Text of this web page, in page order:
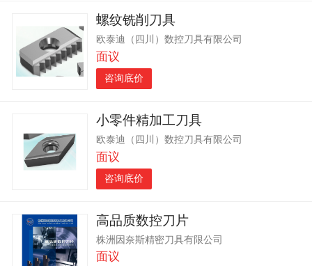
螺纹铣削刀具
欧泰迪（四川）数控刀具有限公司
面议
咨询底价
小零件精加工刀具
欧泰迪（四川）数控刀具有限公司
面议
咨询底价
高品质数控刀片
株洲因奈斯精密刀具有限公司
面议